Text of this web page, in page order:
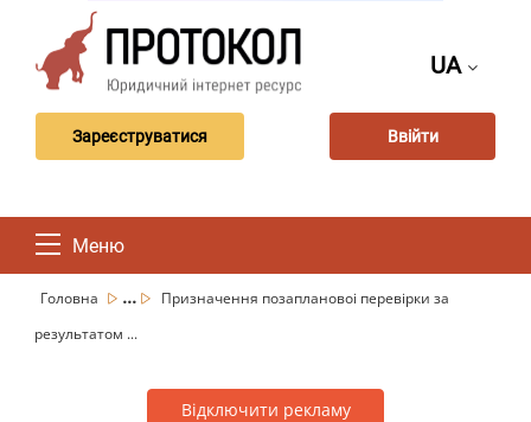
UA
Зареєструватися Ввійти
Меню
Головна ...
Призначення позаплановоі перевірки за
результатом ...
Відключити рекламу